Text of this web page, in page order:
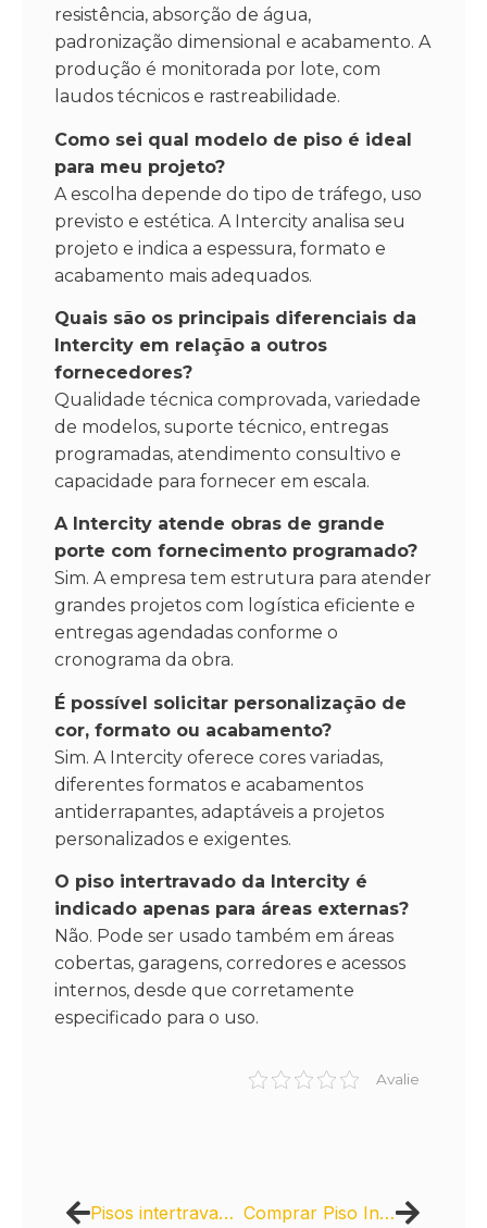
resistência, absorção de água,
padronização dimensional e acabamento. A
produção é monitorada por lote, com
laudos técnicos e rastreabilidade.
Como sei qual modelo de piso é ideal
para meu projeto?
A escolha depende do tipo de tráfego, uso
previsto e estética. A Intercity analisa seu
projeto e indica a espessura, formato e
acabamento mais adequados.
Quais são os principais diferenciais da
Intercity em relação a outros
fornecedores?
Qualidade técnica comprovada, variedade
de modelos, suporte técnico, entregas
programadas, atendimento consultivo e
capacidade para fornecer em escala.
A Intercity atende obras de grande
porte com fornecimento programado?
Sim. A empresa tem estrutura para atender
grandes projetos com logística eficiente e
entregas agendadas conforme o
cronograma da obra.
É possível solicitar personalização de
cor, formato ou acabamento?
Sim. A Intercity oferece cores variadas,
diferentes formatos e acabamentos
antiderrapantes, adaptáveis a projetos
personalizados e exigentes.
O piso intertravado da Intercity é
indicado apenas para áreas externas?
Não. Pode ser usado também em áreas
cobertas, garagens, corredores e acessos
internos, desde que corretamente
especificado para o uso.
Avalie
Pisos intertravados como parte de um projeto de construção sustentável Comprar Piso Intertravado de Concreto: Garantia de Qualidade